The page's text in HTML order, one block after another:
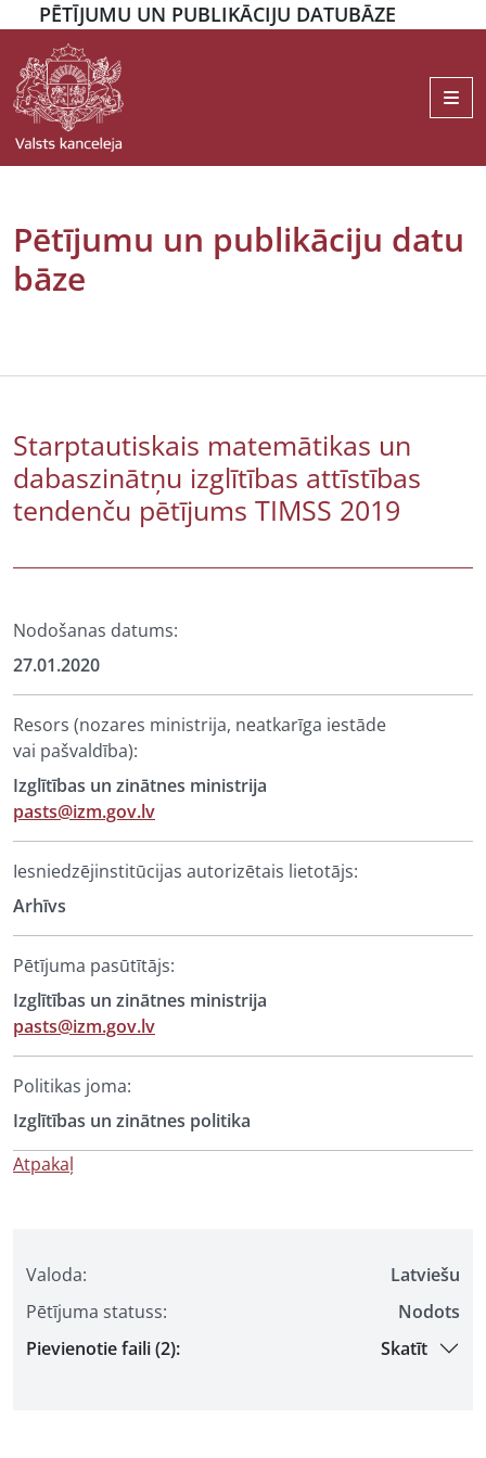
PĒTĪJUMU UN PUBLIKĀCIJU DATUBĀZE
Pētījumu un publikāciju datu
bāze
Valoda:
Latviešu
Pētījuma statuss:
Nodots
Pievienotie faili (2):
Skatīt
Starptautiskais matemātikas un
dabaszinātņu izglītības attīstības
tendenču pētījums TIMSS 2019
Nodošanas datums:
27.01.2020
Resors (nozares ministrija, neatkarīga iestāde
vai pašvaldība):
Izglītības un zinātnes ministrija
pasts@izm.gov.lv
Iesniedzējinstitūcijas autorizētais lietotājs:
Arhīvs
Pētījuma pasūtītājs:
Izglītības un zinātnes ministrija
pasts@izm.gov.lv
Politikas joma:
Izglītības un zinātnes politika
Atpakaļ